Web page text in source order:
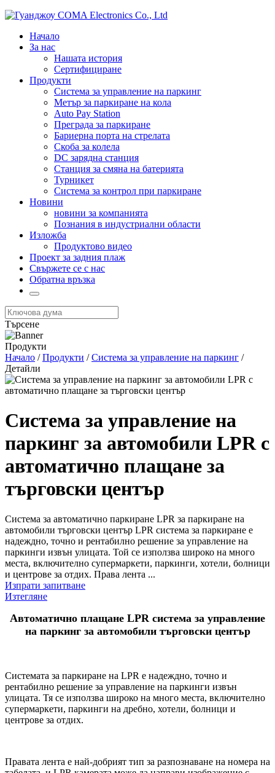
Начало
За нас
Нашата история
Сертифициране
Продукти
Система за управление на паркинг
Метър за паркиране на кола
Auto Pay Station
Преграда за паркиране
Бариерна порта на стрелата
Скоба за колела
DC зарядна станция
Станция за смяна на батерията
Турникет
Система за контрол при паркиране
Новини
новини за компанията
Познания в индустриални области
Изложба
Продуктово видео
Проект за задния плаж
Свържете се с нас
Обратна връзка
Търсене
Продукти
Начало /Продукти /Система за управление на паркинг /
Детайли
Система за управление на
паркинг за автомобили LPR с
автоматично плащане за
търговски център
Система за автоматично паркиране LPR за паркиране на
автомобили търговски център LPR система за паркиране е
надеждно, точно и рентабилно решение за управление на
паркинги извън улицата. Той се използва широко на много
места, включително супермаркети, паркинги, хотели, болници
и центрове за отдих. Права лента ...
Изпрати запитване
Изтегляне
Автоматично плащане LPR система за управление
на паркинг за автомобили търговски център
Системата за паркиране на LPR е надеждно, точно и
рентабилно решение за управление на паркинги извън
улицата. Тя се използва широко на много места, включително
супермаркети, паркинги на дребно, хотели, болници и
центрове за отдих.
Правата лента е най-добрият тип за разпознаване на номера на